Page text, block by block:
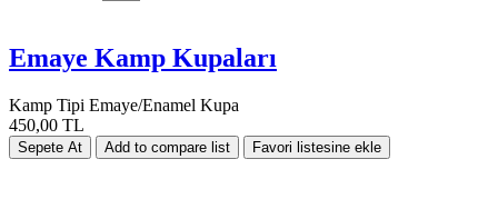
Emaye Kamp Kupaları
Kamp Tipi Emaye/Enamel Kupa
450,00 TL